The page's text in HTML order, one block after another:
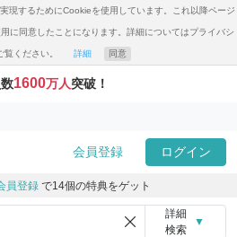
現するためにCookieを使用しています。これ以降ページ
に同意したことになります。詳細についてはプライバシ
覧ください。 詳細 同意
1600万人突破！
会員登録 ログイン
員登録 で14個の特典をゲット
詳細
検索
▼